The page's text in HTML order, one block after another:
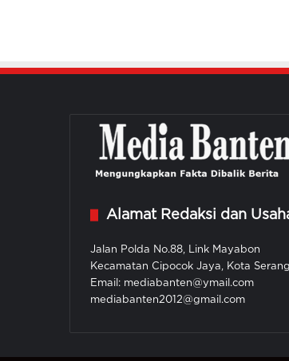
Alamat Redaksi dan
Jalan Polda No.88, Link Mayabon
Kecamatan Cipocok Jaya, Kota Serang
Email: mediabanten@ymail.com
mediabanten2012@gmail.com